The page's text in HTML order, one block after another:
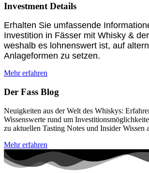
Investment Details
Erhalten Sie umfassende
Investition in Fässer mit Whisky &
weshalb es lohnenswert ist, auf
Anlageformen zu setzen.
Mehr erfahren
Der Fass Blog
Neuigkeiten aus der Welt des Whiskys:
Wissenswerte rund um
zu aktuellen Tasting Notes und Insider Wissen
Mehr erfahren